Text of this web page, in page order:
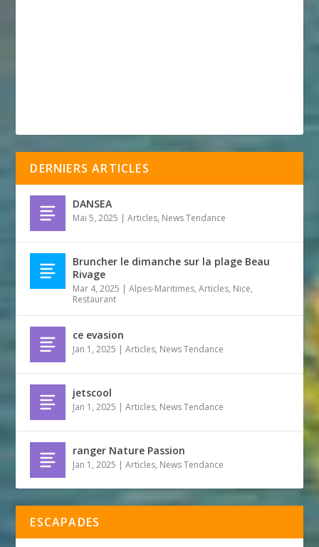
DERNIERS ARTICLES
DANSEA
Mai 5, 2025 |Articles, News Tendance
Bruncher le dimanche sur la plage Beau
Rivage
Mar 4, 2025 |Alpes-Maritimes,Articles, Nice,
Restaurant
ce evasion
Jan 1, 2025 |Articles, News Tendance
jetscool
Jan 1, 2025 |Articles, News Tendance
ranger Nature Passion
Jan 1, 2025 |Articles, News Tendance
ESCAPADES